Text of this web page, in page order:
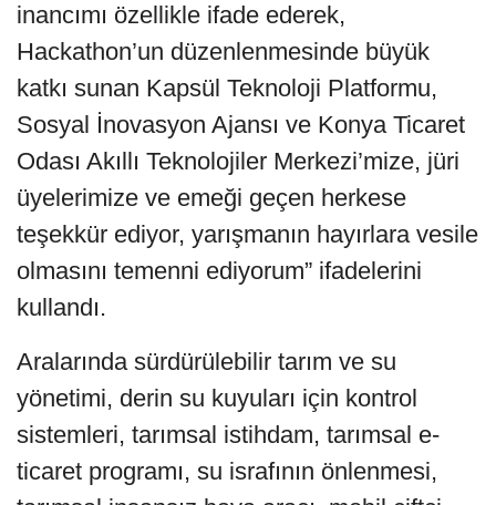
inancımı özellikle ifade ederek,
Hackathon’un düzenlenmesinde büyük
katkı sunan Kapsül Teknoloji Platformu,
Sosyal İnovasyon Ajansı ve Konya Ticaret
Odası Akıllı Teknolojiler Merkezi’mize, jüri
üyelerimize ve emeği geçen herkese
teşekkür ediyor, yarışmanın hayırlara vesile
olmasını temenni ediyorum” ifadelerini
kullandı.
Aralarında sürdürülebilir tarım ve su
yönetimi, derin su kuyuları için kontrol
sistemleri, tarımsal istihdam, tarımsal e-
ticaret programı, su israfının önlenmesi,